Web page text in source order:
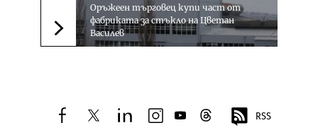
Следваща новина
Оръжеен търговец купи част от
фабриката за стъкло на Цветан
Василев
facebooktwitterlinkedininstagram
youtubethreads RSS